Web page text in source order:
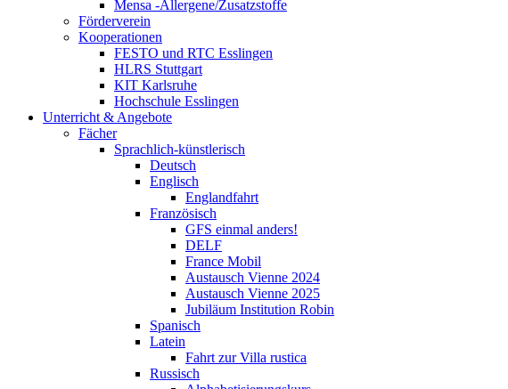
Mensa -Allergene/Zusatzstoffe
Förderverein
Kooperationen
FESTO und RTC Esslingen
HLRS Stuttgart
KIT Karlsruhe
Hochschule Esslingen
Unterricht & Angebote
Fächer
Sprachlich-künstlerisch
Deutsch
Englisch
Englandfahrt
Französisch
GFS einmal anders!
DELF
France Mobil
Austausch Vienne 2024
Austausch Vienne 2025
Jubiläum Institution Robin
Spanisch
Latein
Fahrt zur Villa rustica
Russisch